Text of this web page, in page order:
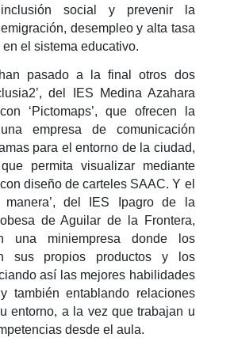
social y prevenir la
desempleo y alta tasa
el sistema educativo.
pasado a la final otros dos
del IES Medina Azahara
‘Pictomaps’, que ofrecen la
empresa de comunicación
para el entorno de la ciudad,
permita visualizar mediante
diseño de carteles SAAC. Y el
manera’, del IES Ipagro de la
de Aguilar de la Frontera,
una miniempresa donde los
sus propios productos y los
así las mejores habilidades
también entablando relaciones
entorno, a la vez que trabajan u
desde el aula.